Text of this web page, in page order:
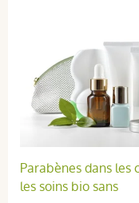
anonymous a.publié
07 février 2024
5 / 5
Parabènes dans
les soins bio sans